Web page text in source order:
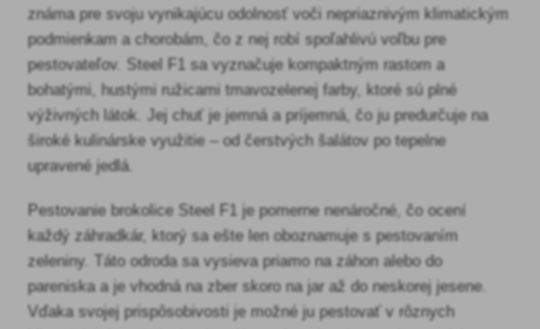
známa pre svoju vynikajúcu odolnosť voči nepriaznivým klimatickým
podmienkam a chorobám, čo z nej robí spoľahlivú voľbu pre
pestovateľov. Steel F1 sa vyznačuje kompaktným rastom a
bohatými, hustými ružicami tmavozelenej farby, ktoré sú plné
výživných látok. Jej chuť je jemná a príjemná, čo ju predurčuje na
široké kulinárske využitie – od čerstvých šalátov po tepelne
upravené jedlá.
Pestovanie brokolice Steel F1 je pomerne nenáročné, čo ocení
každý záhradkár, ktorý sa ešte len oboznamuje s pestovaním
zeleniny. Táto odroda sa vysieva priamo na záhon alebo do
pareniska a je vhodná na zber skoro na jar až do neskorej jesene.
Vďaka svojej prispôsobivosti je možné ju pestovať v rôznych